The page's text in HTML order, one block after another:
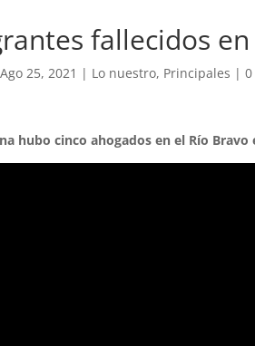
fallecidos en
Ago 25, 2021 | Lo nuestro, Principales |
hubo cinco ahogados en el Río